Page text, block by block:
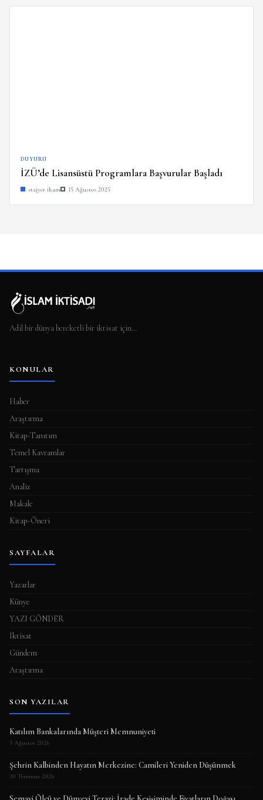
DUYURU
İZÜ’de Lisansüstü Programlara Başvurular Başladı
stajyer ikam 15 Ağustos 2025
Adil bir dünya bereketli bir iktisat için…
KONULAR
Haber
Araştırma
Kitap-Tanıtım
Temel Kavramlar
Tartışma
Analiz
Makale
Kitap-Öneri
SAYFALAR
Yazarlar
Künye
YAZI GÖNDER
İktisat
Gündem
Araştırma
SON YAZILAR
Katılım Bankalarında Müşteri Memnuniyeti
3 Ağustos 2026
Şehrin Kalbinden Hayatın Merkezine: Camileri Yeniden Düşünmek
30 Temmuz 2026